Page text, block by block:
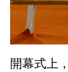
開幕式上